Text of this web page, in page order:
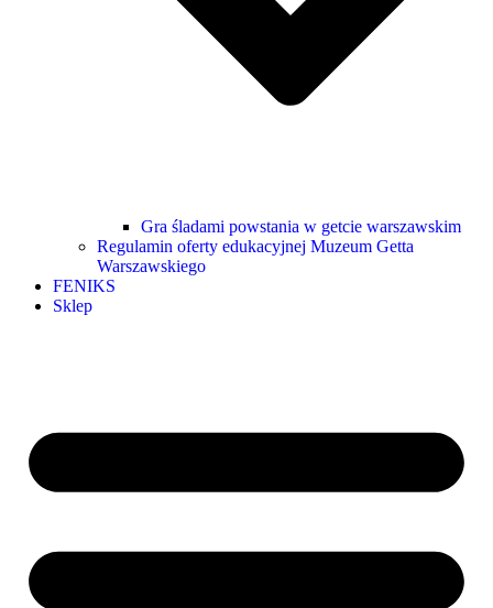
Gra śladami powstania w getcie warszawskim
Regulamin oferty edukacyjnej Muzeum Getta
Warszawskiego
FENIKS
Sklep